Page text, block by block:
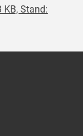
Stand: